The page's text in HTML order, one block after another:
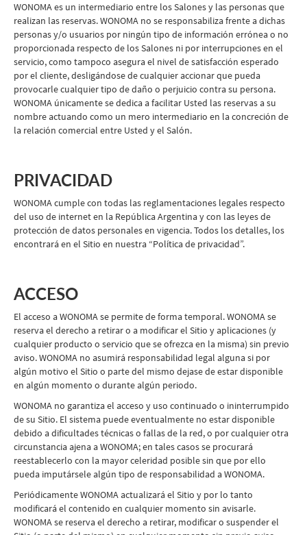
WONOMA es un intermediario entre los Salones y las personas que
realizan las reservas. WONOMA no se responsabiliza frente a dichas
personas y/o usuarios por ningún tipo de información errónea o no
proporcionada respecto de los Salones ni por interrupciones en el
servicio, como tampoco asegura el nivel de satisfacción esperado
por el cliente, desligándose de cualquier accionar que pueda
provocarle cualquier tipo de daño o perjuicio contra su persona.
WONOMA únicamente se dedica a facilitar Usted las reservas a su
nombre actuando como un mero intermediario en la concreción de
la relación comercial entre Usted y el Salón.
PRIVACIDAD
WONOMA cumple con todas las reglamentaciones legales respecto
del uso de internet en la República Argentina y con las leyes de
protección de datos personales en vigencia. Todos los detalles, los
encontrará en el Sitio en nuestra “Política de privacidad”.
ACCESO
El acceso a WONOMA se permite de forma temporal. WONOMA se
reserva el derecho a retirar o a modificar el Sitio y aplicaciones (y
cualquier producto o servicio que se ofrezca en la misma) sin previo
aviso. WONOMA no asumirá responsabilidad legal alguna si por
algún motivo el Sitio o parte del mismo dejase de estar disponible
en algún momento o durante algún periodo.
WONOMA no garantiza el acceso y uso continuado o ininterrumpido
de su Sitio. El sistema puede eventualmente no estar disponible
debido a dificultades técnicas o fallas de la red, o por cualquier otra
circunstancia ajena a WONOMA; en tales casos se procurará
reestablecerlo con la mayor celeridad posible sin que por ello
pueda imputársele algún tipo de responsabilidad a WONOMA.
Periódicamente WONOMA actualizará el Sitio y por lo tanto
modificará el contenido en cualquier momento sin avisarle.
WONOMA se reserva el derecho a retirar, modificar o suspender el